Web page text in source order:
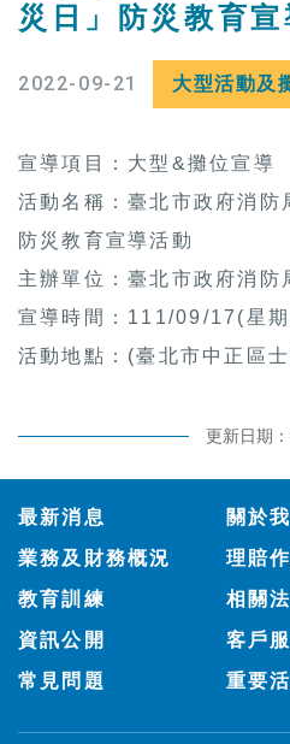
災日」防災教育宣
2022-09-21 大型活動及
宣導項目：大型&攤位宣導
活動名稱：臺北市政府消防
防災教育宣導活動
主辦單位：臺北市政府消防
宣導時間：111/09/17(星
活動地點：(臺北市中正區
更新日期
最新消息
關於
業務及財務概況
理賠
教育訓練
相關
資訊公開
客戶
常見問題
重要